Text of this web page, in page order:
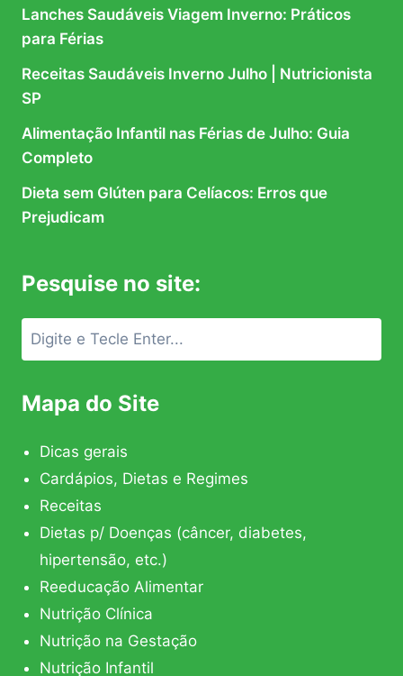
Lanches Saudáveis Viagem Inverno: Práticos
para Férias
Receitas Saudáveis Inverno Julho | Nutricionista
SP
Alimentação Infantil nas Férias de Julho: Guia
Completo
Dieta sem Glúten para Celíacos: Erros que
Prejudicam
Pesquise no site:
Mapa do Site
Dicas gerais
Cardápios, Dietas e Regimes
Receitas
Dietas p/ Doenças (câncer, diabetes,
hipertensão, etc.)
Reeducação Alimentar
Nutrição Clínica
Nutrição na Gestação
Nutrição Infantil